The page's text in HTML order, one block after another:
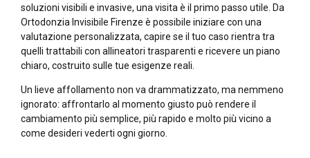
soluzioni visibili e invasive, una visita è il primo passo utile. Da
Ortodonzia Invisibile Firenze è possibile iniziare con una
valutazione personalizzata, capire se il tuo caso rientra tra
quelli trattabili con allineatori trasparenti e ricevere un piano
chiaro, costruito sulle tue esigenze reali.
Un lieve affollamento non va drammatizzato, ma nemmeno
ignorato: affrontarlo al momento giusto può rendere il
cambiamento più semplice, più rapido e molto più vicino a
come desideri vederti ogni giorno.